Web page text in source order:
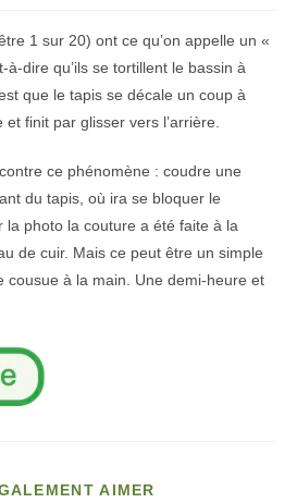
1 sur 20) ont ce qu’on appelle un «
à-dire qu’ils se tortillent le bassin à
que le tapis se décale un coup à
finit par glisser vers l’arrière.
ce phénomène : coudre une
du tapis, où ira se bloquer le
la photo la couture a été faite à la
de cuir. Mais ce peut être un simple
cousue à la main. Une demi-heure et
AIMER